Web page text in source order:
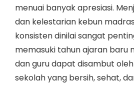
menuai banyak apresiasi.
dan kelestarian kebun
konsisten dinilai sangat
memasuki tahun ajaran baru
dan guru dapat disambut
sekolah yang bersih, sehat,